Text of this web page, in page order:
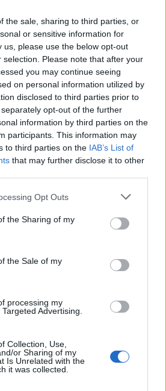
the sale, sharing to third parties, or
or sensitive information for
us, please use the below opt-out
Please note that after your
you may continue seeing
on personal information utilized by
disclosed to third parties prior to
opt-out of the further
information by third parties on the
participants. This information may
to third parties on the IAB’s List of
that may further disclose it to other
Opt Outs
the Sharing of my
the Sale of my
processing my
Advertising.
Collection, Use,
or Sharing of my
Is Unrelated with the
it was collected.
di un ritorno alla
#Juventus
l’incontro tra#Elkane
rotto con#Comolli. Dovesse tornare
tornare anche#Manna
May 21, 2026
VERSIONE CLASSICA
in questo portale è di nostra proprietà.
presenti su "Juventus Magazine" sono in parte giunti
nostra attenzione attraverso regolari comunicati